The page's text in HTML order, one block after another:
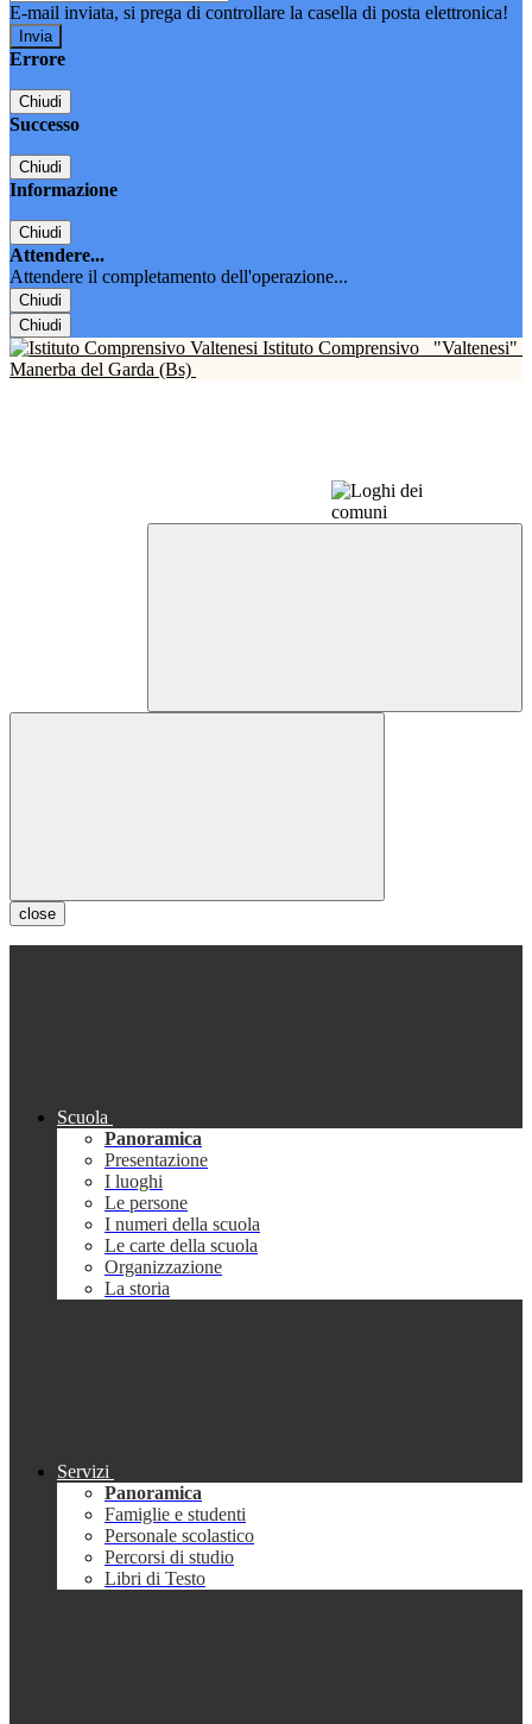
E-mail inviata, si prega di controllare la casella di posta elettronica!
Errore
Chiudi
Successo
Chiudi
Informazione
Chiudi
Attendere...
Attendere il completamento dell'operazione...
Chiudi
Chiudi
Istituto Comprensivo
"Valtenesi"
Manerba del Garda (Bs)
close
Scuola
Panoramica
Presentazione
I luoghi
Le persone
I numeri della scuola
Le carte della scuola
Organizzazione
La storia
Servizi
Panoramica
Famiglie e studenti
Personale scolastico
Percorsi di studio
Libri di Testo